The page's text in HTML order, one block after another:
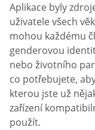
Aplikace byly
uživatele všech
mohou každému
genderovou
nebo životního
co potřebujete,
kterou jste už
zařízení
použít.